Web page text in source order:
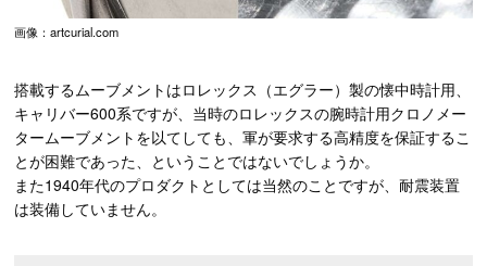
画像：artcurial.com
搭載するムーブメントはロレックス（エグラー）製の懐中時計用、
キャリバー600系ですが、当時のロレックスの腕時計用クロノメー
タームーブメントを以てしても、軍が要求する高精度を保証するこ
とが困難であった、ということではないでしょうか。
また1940年代のプロダクトとしては当然のことですが、耐震装置
は装備していません。